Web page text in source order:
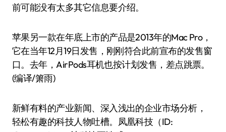
前可能没有太多其它信息要介绍。
苹果另一款在年底上市的产品是2013年的Mac Pro，
它在当年12月19日发售，刚刚符合此前宣布的发售窗
口。去年，AirPods耳机也按计划发售，差点跳票。
(编译/箫雨)
新鲜有料的产业新闻、深入浅出的企业市场分析，
轻松有趣的科技人物吐槽。凤凰科技（ID: